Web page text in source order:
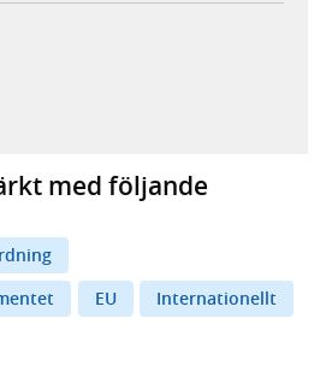
i ny flik, extern webbplats,
extern webbplats,
i ny flik, extern webbplats,
e-postklient,
med följande
EU Internationellt